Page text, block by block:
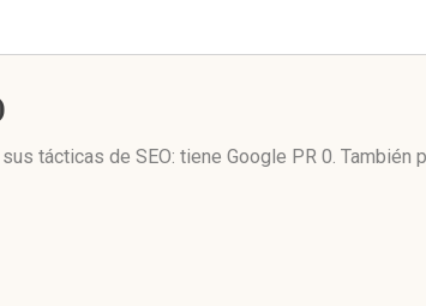
tácticas de SEO: tiene Google PR 0.